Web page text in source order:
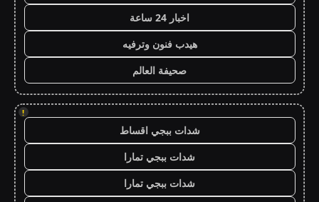
اخبار 24 ساعة
هيدب فنون وترفيه
صحيفة العالم
!
شدات ببجي اقساط
شدات ببجي تمارا
شدات ببجي تمارا